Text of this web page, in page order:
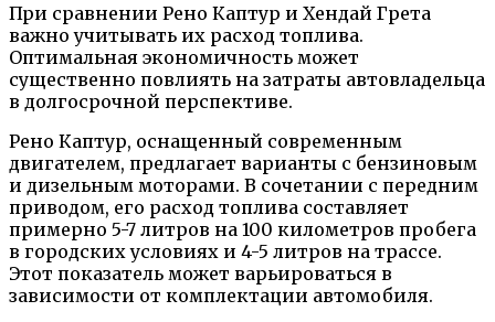
При сравнении Рено Каптур и Хендай Грета
важно учитывать их расход топлива.
Оптимальная экономичность может
существенно повлиять на затраты автовладельца
в долгосрочной перспективе.
Рено Каптур, оснащенный современным
двигателем, предлагает варианты с бензиновым
и дизельным моторами. В сочетании с передним
приводом, его расход топлива составляет
примерно 5-7 литров на 100 километров пробега
в городских условиях и 4-5 литров на трассе.
Этот показатель может варьироваться в
зависимости от комплектации автомобиля.